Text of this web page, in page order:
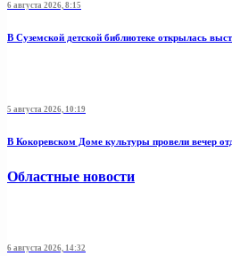
6 августа 2026, 8:15
В Суземской детской библиотеке открылась
5 августа 2026, 10:19
В Кокоревском Доме культуры провели вечер
Областные новости
6 августа 2026, 14:32